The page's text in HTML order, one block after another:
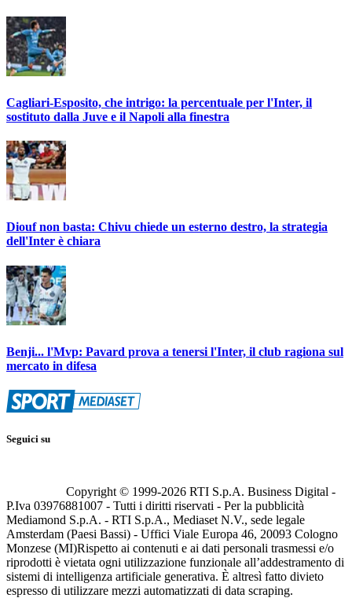
Cagliari-Esposito, che intrigo: la percentuale per l'Inter, il
sostituto dalla Juve e il Napoli alla finestra
Diouf non basta: Chivu chiede un esterno destro, la strategia
dell'Inter è chiara
Benji... l'Mvp: Pavard prova a tenersi l'Inter, il club ragiona sul
mercato in difesa
Seguici su
Copyright © 1999-2026 RTI S.p.A. Business Digital -
P.Iva 03976881007 - Tutti i diritti riservati - Per la pubblicità
Mediamond S.p.A. - RTI S.p.A., Mediaset N.V., sede legale
Amsterdam (Paesi Bassi) - Uffici Viale Europa 46, 20093 Cologno
Monzese (MI)Rispetto ai contenuti e ai dati personali trasmessi e/o
riprodotti è vietata ogni utilizzazione funzionale all’addestramento di
sistemi di intelligenza artificiale generativa. È altresì fatto divieto
espresso di utilizzare mezzi automatizzati di data scraping.